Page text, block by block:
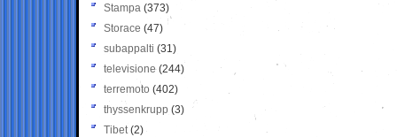
Stampa (373)
Storace (47)
subappalti (31)
televisione(244)
terremoto (402)
thyssenkrupp (3)
Tibet(2)